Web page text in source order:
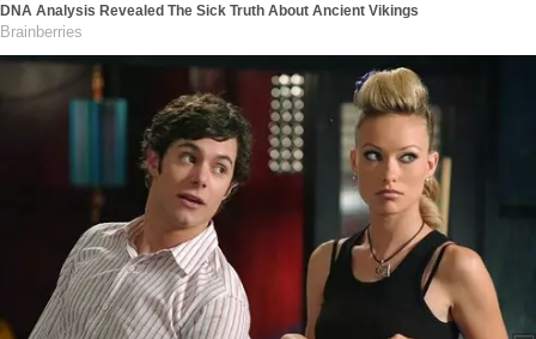
DNA Analysis Revealed The Sick Truth About Ancient Vikings
Brainberries